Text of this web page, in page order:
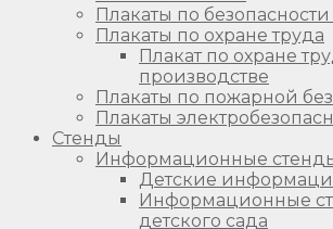
Плакаты по
Плакаты по охране труда
Плакат по охране
производстве
Плакаты по пожарной
Плакаты
Стенды
Информационные
Детские
Информационные
детского сада